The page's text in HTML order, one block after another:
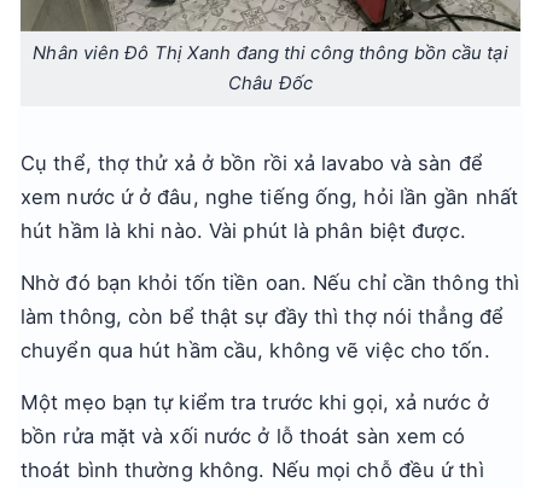
Nhân viên Đô Thị Xanh đang thi công thông bồn cầu tại
Châu Đốc
Cụ thể, thợ thử xả ở bồn rồi xả lavabo và sàn để
xem nước ứ ở đâu, nghe tiếng ống, hỏi lần gần nhất
hút hầm là khi nào. Vài phút là phân biệt được.
Nhờ đó bạn khỏi tốn tiền oan. Nếu chỉ cần thông thì
làm thông, còn bể thật sự đầy thì thợ nói thẳng để
chuyển qua hút hầm cầu, không vẽ việc cho tốn.
Một mẹo bạn tự kiểm tra trước khi gọi, xả nước ở
bồn rửa mặt và xối nước ở lỗ thoát sàn xem có
thoát bình thường không. Nếu mọi chỗ đều ứ thì